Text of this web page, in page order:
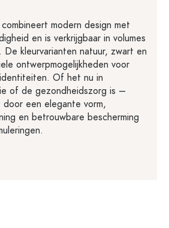
modern design met
en is verkrijgbaar in volumes
kleurvarianten natuur, zwart en
ontwerpmogelijkheden voor
Of het nu in
of de gezondheidszorg is –
een elegante vorm,
en betrouwbare bescherming